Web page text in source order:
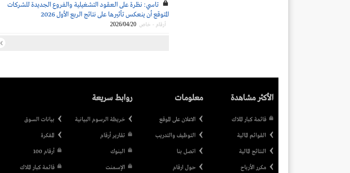
تاسي: نظرة على العقود التشغيلية والفروع الجديدة للشركات
المتوقع أن ينعكس تأثيرها على نتائج الربع الأول 2026
أرقام - خاص 2026/04/20
الأكثر مشاهدة
قائمة كبار الملاك
القوائم المالية
النتائج المالية
مكرر الأرباح
معلومات
الاعلان على الموقع
التوظيف والتدريب
اتصل بنا
حول ارقام
روابط سريعة
خريطة الرسوم البيانية
تقارير أرقام
البنوك
الإسمنت
بيانات السوق
المفكرة
أرقام 100
قائمة كبار الملاك